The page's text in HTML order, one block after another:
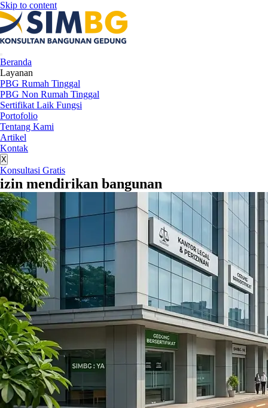
Skip to content
Beranda
Layanan
PBG Rumah Tinggal
PBG Non Rumah Tinggal
Sertifikat Laik Fungsi
Portofolio
Tentang Kami
Artikel
Kontak
X
Konsultasi Gratis
izin mendirikan bangunan